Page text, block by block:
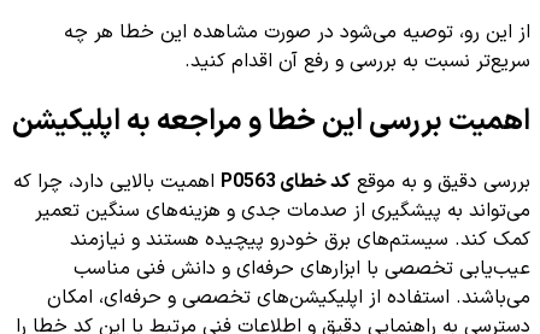
از این رو، توصیه می‌شود در صورت مشاهده این خطا هر چه
سریع‌تر نسبت به بررسی و رفع آن اقدام کنید.
اهمیت بررسی این خطا و مراجعه به اپلیکیشن
بررسی دقیق و به موقع کد خطای P0563
اهمیت بالایی دارد، چرا که
می‌تواند به پیشگیری از صدمات جدی و هزینه‌های سنگین تعمیر
کمک کند. سیستم‌های برق خودرو پیچیده هستند و نیازمند
عیب‌یابی تخصصی با ابزارهای حرفه‌ای و دانش فنی مناسب
می‌باشند. استفاده از اپلیکیشن‌های تخصصی و حرفه‌ای، امکان
دسترسی به راهنمایی دقیق و اطلاعات فنی مرتبط با این کد خطا را